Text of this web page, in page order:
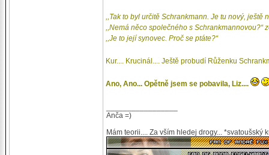
,,Tak to byl určitě Schrankmann. Je tu nový, ještě
,,Nemá něco společného s Schrankmannovou?“
,,Je to její synovec. Proč se ptáte?“
Kur.... Krucinál.... Ještě probudí Růženku
Ano, Ano... Opětně jsem se pobavila, Liz....
Anča =)
Mám teorii.... Za vším hledej drogy... *svatoušský